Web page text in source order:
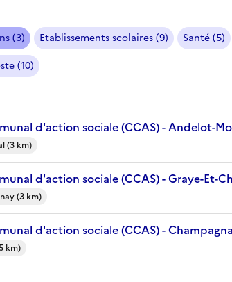
(3) Etablissements scolaires (9) Santé (5)
(10)
d'action sociale (CCAS) - Andelot-
(3 km)
d'action sociale (CCAS) - Graye-Et-
(3 km)
d'action sociale (CCAS) -
km)